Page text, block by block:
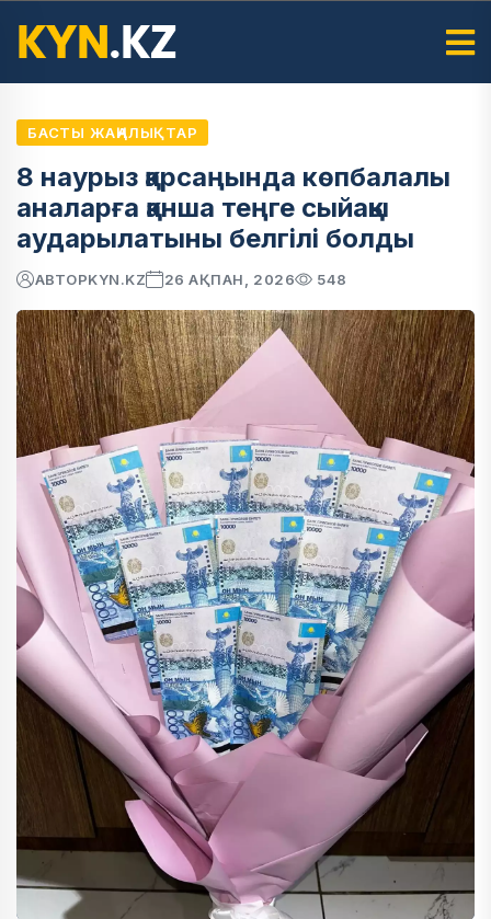
БАСТЫ ЖАҢАЛЫҚТАР
8 наурыз қарсаңында көпбалалы
аналарға қанша теңге сыйақы
аударылатыны белгілі болды
АВТОРKYN.KZ 26 АҚПАН, 2026 548